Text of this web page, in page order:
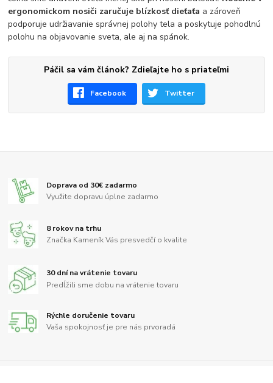
ergonomickom nosiči zaručuje blízkosť dieťaťa a zároveň
podporuje udržiavanie správnej polohy tela a poskytuje pohodlnú
polohu na objavovanie sveta, ale aj na spánok.
Páčil sa vám článok? Zdieľajte ho s priateľmi
Facebook Twitter
Doprava od 30€ zadarmo
Využite dopravu úplne zadarmo
8 rokov na trhu
Značka Kameník Vás presvedčí o kvalite
30 dní na vrátenie tovaru
Predĺžili sme dobu na vrátenie tovaru
Rýchle doručenie tovaru
Vaša spokojnosť je pre nás prvoradá